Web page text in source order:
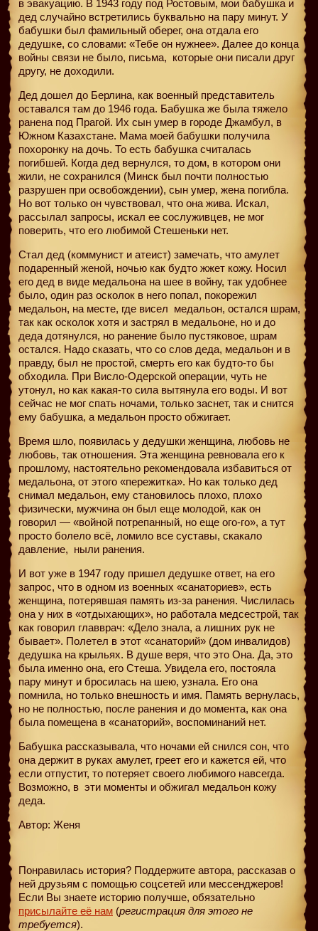
в эвакуацию. В 1943 году под Ростовым, мои бабушка и
дед случайно встретились буквально на пару минут. У
бабушки был фамильный оберег, она отдала его
дедушке, со словами: «Тебе он нужнее». Далее до конца
войны связи не было, письма, которые они писали друг
другу, не доходили.
Дед дошел до Берлина, как военный представитель
оставался там до 1946 года. Бабушка же была тяжело
ранена под Прагой. Их сын умер в городе Джамбул, в
Южном Казахстане. Мама моей бабушки получила
похоронку на дочь. То есть бабушка считалась
погибшей. Когда дед вернулся, то дом, в котором они
жили, не сохранился (Минск был почти полностью
разрушен при освобождении), сын умер, жена погибла.
Но вот только он чувствовал, что она жива. Искал,
рассылал запросы, искал ее сослуживцев, не мог
поверить, что его любимой Стешеньки нет.
Стал дед (коммунист и атеист) замечать, что амулет
подаренный женой, ночью как будто жжет кожу. Носил
его дед в виде медальона на шее в войну, так удобнее
было, один раз осколок в него попал, покорежил
медальон, на месте, где висел медальон, остался шрам,
так как осколок хотя и застрял в медальоне, но и до
деда дотянулся, но ранение было пустяковое, шрам
остался. Надо сказать, что со слов деда, медальон и в
правду, был не простой, смерть его как будто-то бы
обходила. При Висло-Одерской операции, чуть не
утонул, но как какая-то сила вытянула его воды. И вот
сейчас не мог спать ночами, только заснет, так и снится
ему бабушка, а медальон просто обжигает.
Время шло, появилась у дедушки женщина, любовь не
любовь, так отношения. Эта женщина ревновала его к
прошлому, настоятельно рекомендовала избавиться от
медальона, от этого «пережитка». Но как только дед
снимал медальон, ему становилось плохо, плохо
физически, мужчина он был еще молодой, как он
говорил — «войной потрепанный, но еще ого-го», а тут
просто болело всё, ломило все суставы, скакало
давление, ныли ранения.
И вот уже в 1947 году пришел дедушке ответ, на его
запрос, что в одном из военных «санаториев», есть
женщина, потерявшая память из-за ранения. Числилась
она у них в «отдыхающих», но работала медсестрой, так
как говорил главврач: «Дело знала, а лишних рук не
бывает». Полетел в этот «санаторий» (дом инвалидов)
дедушка на крыльях. В душе веря, что это Она. Да, это
была именно она, его Стеша. Увидела его, постояла
пару минут и бросилась на шею, узнала. Его она
помнила, но только внешность и имя. Память вернулась,
но не полностью, после ранения и до момента, как она
была помещена в «санаторий», воспоминаний нет.
Бабушка рассказывала, что ночами ей снился сон, что
она держит в руках амулет, греет его и кажется ей, что
если отпустит, то потеряет своего любимого навсегда.
Возможно, в эти моменты и обжигал медальон кожу
деда.
Автор: Женя
Понравилась история? Поддержите автора, рассказав о
ней друзьям с помощью соцсетей или мессенджеров!
Если Вы знаете историю получше, обязательно
присылайте её нам (регистрация для этого не
требуется).